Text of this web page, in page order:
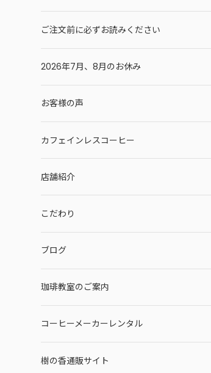
ご注文前に必ずお読みください
2026年7月、8月のお休み
お客様の声
カフェインレスコーヒー
店舗紹介
こだわり
ブログ
珈琲教室のご案内
コーヒーメーカーレンタル
樹の香通販サイト